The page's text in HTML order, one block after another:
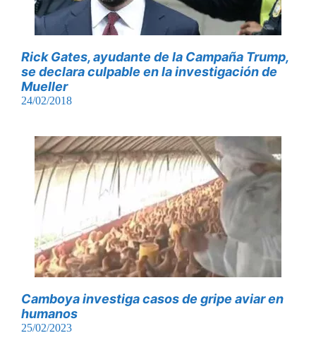
Rick Gates, ayudante de la Campaña Trump,
se declara culpable en la investigación de
Mueller
24/02/2018
Camboya investiga casos de gripe aviar en
humanos
25/02/2023